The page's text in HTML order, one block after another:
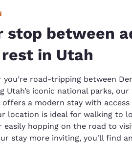
stop between
in Utah
you’re road-tripping between
Utah’s iconic national parks,
offers a modern stay with
location is ideal for walking to
easily hopping on the road to
stay more inviting, you'll find